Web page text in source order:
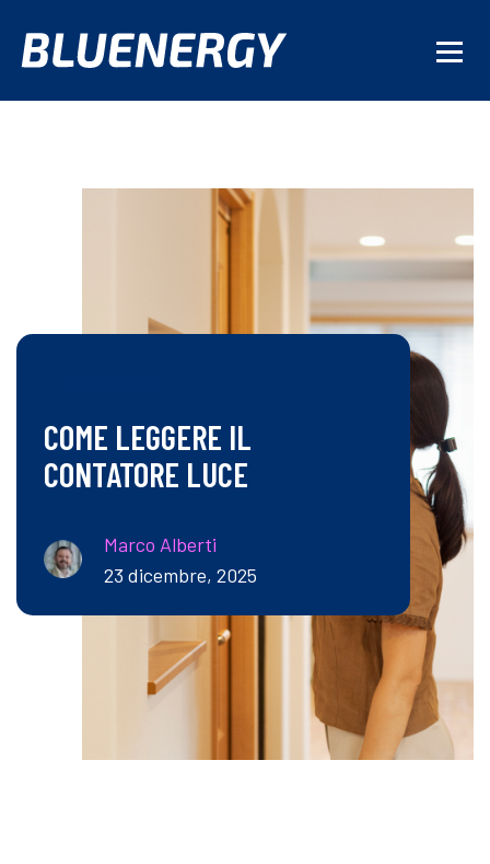
COME LEGGERE IL
CONTATORE LUCE
Marco Alberti
23 dicembre, 2025